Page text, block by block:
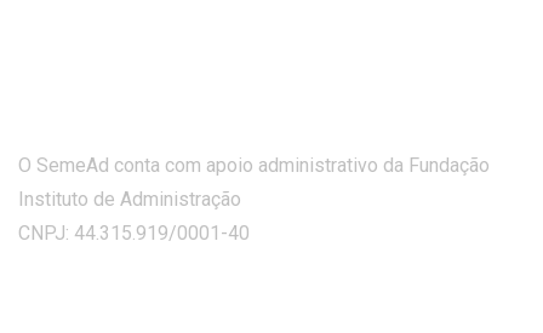
O SemeAd conta com apoio administrativo da Fundação
Instituto de Administração
CNPJ: 44.315.919/0001-40